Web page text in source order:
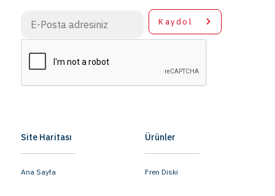
Kaydol
Site Haritası
Ana Sayfa
Ürünler
Fren Diski